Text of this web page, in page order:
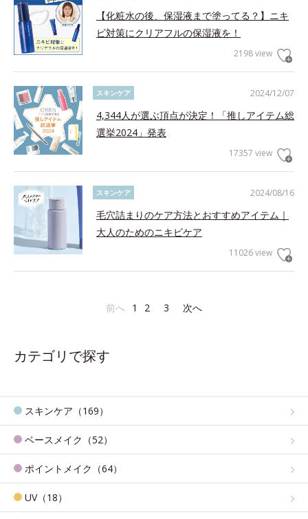
【化粧水の後、保湿液まで塗ってる？】ニキ
ビ対策にクリアフルの保湿液を！
2198 view
2024/12/07
スキンケア
4,344人が選ぶ頂点が決定！「推しアイテム総
選挙2024」発表
17357 view
2024/08/16
スキンケア
毛穴詰まりのケア方法とおすすめアイテム｜
大人のためのニキビケア
11026 view
前へ 1 2 3 次へ
カテゴリで探す
スキンケア（169）
ベースメイク（52）
ポイントメイク（64）
UV（18）